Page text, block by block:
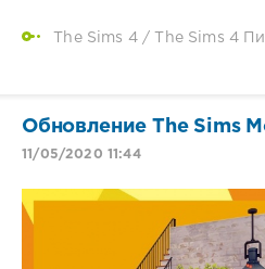
The Sims 4/ The Sims 4
Обновление The Sims
11/05/2020 11:44